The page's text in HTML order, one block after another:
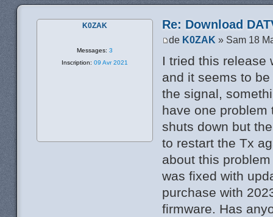
Re: Download
de K0ZAK » Sam 18
I tried this release
and it seems to
the signal,
have one problem
shuts down but
to restart the Tx
about this
was fixed with
purchase with
firmware. Has
K0ZAK
Messages: 3
Inscription: 09 Avr 2021